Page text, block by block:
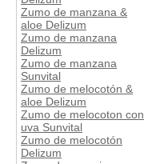
Zumo de manzana &
aloe Delizum
Zumo de manzana
Delizum
Zumo de manzana
Sunvital
Zumo de melocotón &
aloe Delizum
Zumo de melocoton con
uva Sunvital
Zumo de melocotón
Delizum